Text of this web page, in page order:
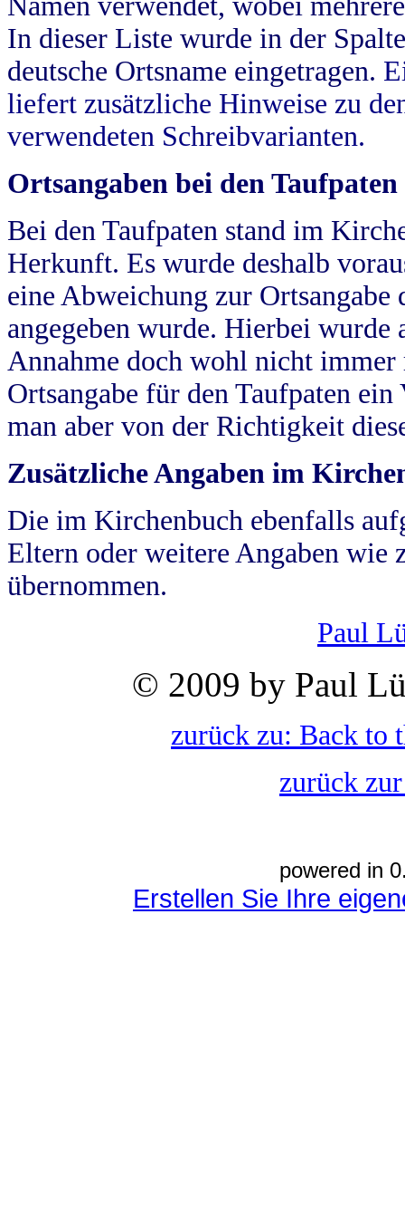
In dieser Liste wurde in der
deutsche Ortsname eingetragen.
liefert zusätzliche Hinweise zu
verwendeten Schreibvarianten.
Ortsangaben bei den Taufpaten
Bei den Taufpaten stand im
Herkunft. Es wurde deshalb
eine Abweichung zur
angegeben wurde. Hierbei wurde
Annahme doch wohl nicht
Ortsangabe für den Taufpaten
man aber von der Richtigkeit
Zusätzliche Angaben im
Die im Kirchenbuch ebenfalls
Eltern oder weitere Angaben wie
übernommen.
Paul
© 2009 by Paul
zurück zu: Back to
zurück
powered in
Erstellen Sie Ihre